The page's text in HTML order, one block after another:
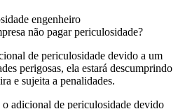
não pagar periculosidade?
de periculosidade devido a um
perigosas, ela estará descumprindo
e sujeita a penalidades.
adicional de periculosidade devido